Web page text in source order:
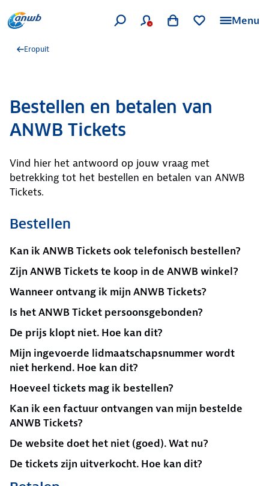
Menu
Eropuit
Bestellen en betalen van
ANWB Tickets
Vind hier het antwoord op jouw vraag met
betrekking tot het bestellen en betalen van ANWB
Tickets.
Bestellen
Kan ik ANWB Tickets ook telefonisch bestellen?
Zijn ANWB Tickets te koop in de ANWB winkel?
Wanneer ontvang ik mijn ANWB Tickets?
Is het ANWB Ticket persoonsgebonden?
De prijs klopt niet. Hoe kan dit?
Mijn ingevoerde lidmaatschapsnummer wordt
niet herkend. Hoe kan dit?
Hoeveel tickets mag ik bestellen?
Kan ik een factuur ontvangen van mijn bestelde
ANWB Tickets?
De website doet het niet (goed). Wat nu?
De tickets zijn uitverkocht. Hoe kan dit?